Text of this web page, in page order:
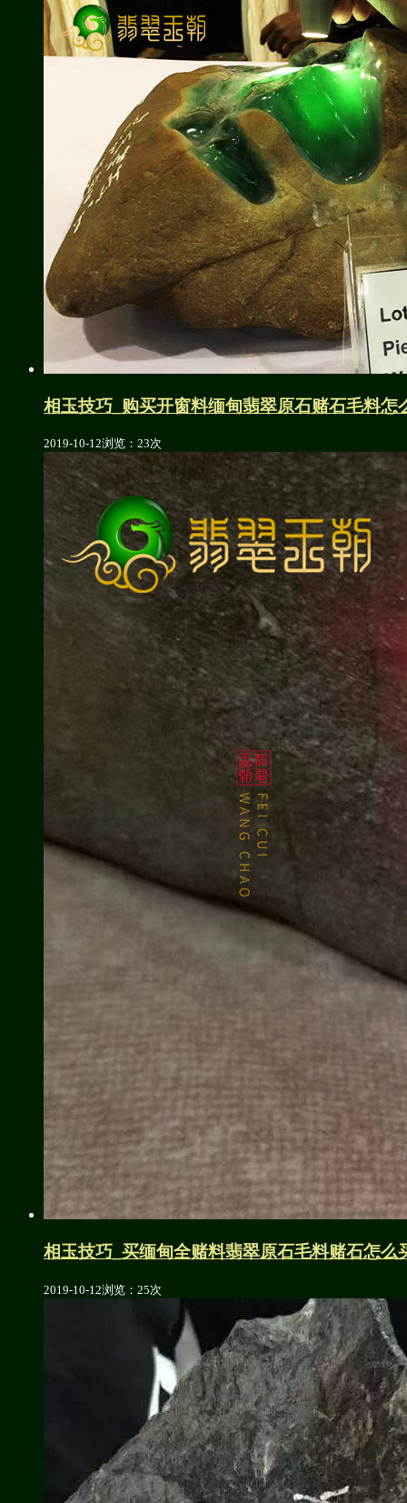
相玉技巧_购买开窗料缅甸翡翠原石赌石毛料怎
2019-10-12浏览：23次
相玉技巧_买缅甸全赌料翡翠原石毛料赌石怎么
2019-10-12浏览：25次